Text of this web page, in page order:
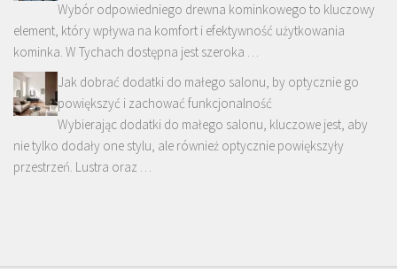
Wybór odpowiedniego drewna kominkowego to kluczowy
element, który wpływa na komfort i efektywność użytkowania
kominka. W Tychach dostępna jest szeroka …
Jak dobrać dodatki do małego salonu, by optycznie go
powiększyć i zachować funkcjonalność
Wybierając dodatki do małego salonu, kluczowe jest, aby
nie tylko dodały one stylu, ale również optycznie powiększyły
przestrzeń. Lustra oraz …